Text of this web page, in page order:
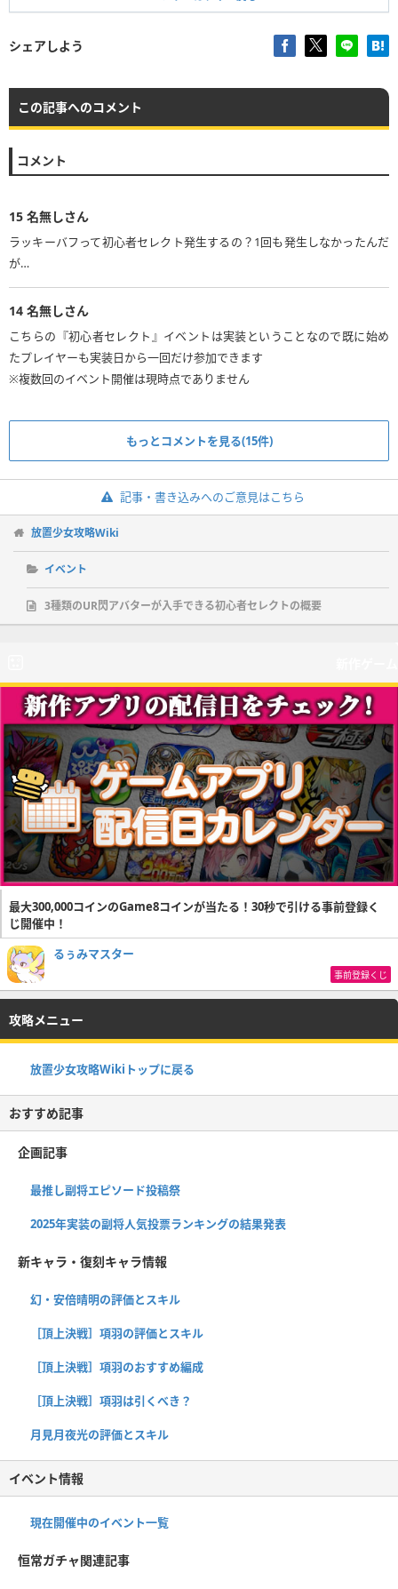
シェアしよう
この記事へのコメント
コメント
15 名無しさん
ラッキーバフって初心者セレクト発生するの？1回も発生しなかったんだ
が…
14 名無しさん
こちらの『初心者セレクト』イベントは実装ということなので既に始め
たプレイヤーも実装日から一回だけ参加できます
もっとコメントを見る(15件)
記事・書き込みへのご意見はこちら
放置少女攻略Wiki
イベント
3種類のUR閃アバターが入手できる初心者セレクトの概要
最大300,000コインのGame8コインが当たる！30秒で引ける事前登録く
じ開催中！
るぅみマスター
事前登録くじ
攻略メニュー
放置少女攻略Wikiトップに戻る
おすすめ記事
企画記事
最推し副将エピソード投稿祭
2025年実装の副将人気投票ランキングの結果発表
新キャラ・復刻キャラ情報
幻・安倍晴明の評価とスキル
［頂上決戦］項羽の評価とスキル
［頂上決戦］項羽のおすすめ編成
［頂上決戦］項羽は引くべき？
月見月夜光の評価とスキル
イベント情報
現在開催中のイベント一覧
恒常ガチャ関連記事